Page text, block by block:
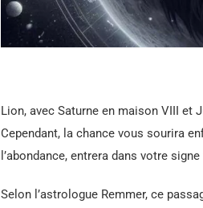
Lion, avec Saturne en maison VIII et
Cependant, la chance vous sourira
l’abondance, entrera dans votre
Selon l’astrologue Remmer, ce